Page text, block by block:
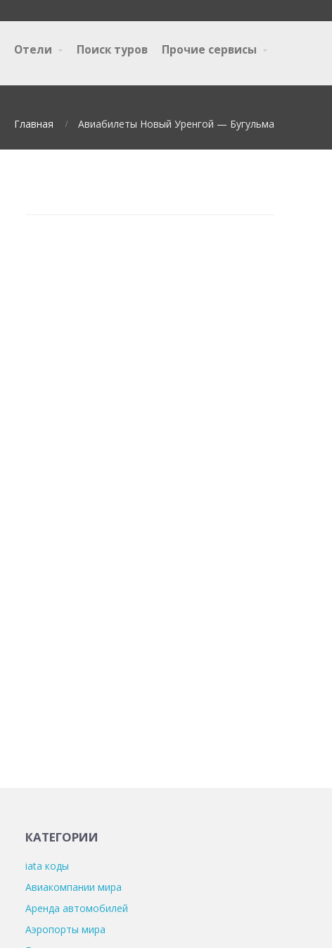
Отели Поиск туров Прочие сервисы
Главная Авиабилеты Новый Уренгой — Бугульма
КАТЕГОРИИ
iata коды
Авиакомпании мира
Аренда автомобилей
Аэропорты мира